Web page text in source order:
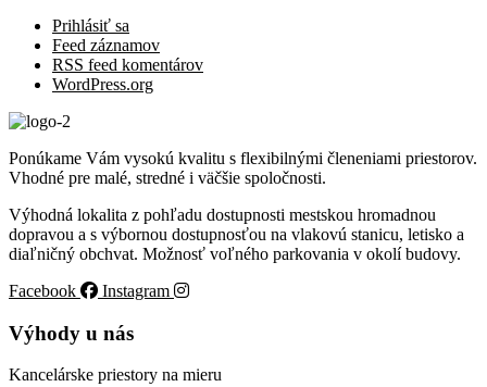
Prihlásiť sa
Feed záznamov
RSS feed komentárov
WordPress.org
Ponúkame Vám vysokú kvalitu s flexibilnými členeniami priestorov.
Vhodné pre malé, stredné i väčšie spoločnosti.
Výhodná lokalita z pohľadu dostupnosti mestskou hromadnou
dopravou a s výbornou dostupnosťou na vlakovú stanicu, letisko a
diaľničný obchvat. Možnosť voľného parkovania v okolí budovy.
Facebook
Instagram
Výhody u nás
Kancelárske priestory na mieru